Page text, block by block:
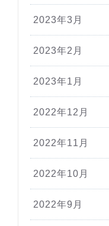
2023年3月
2023年2月
2023年1月
2022年12月
2022年11月
2022年10月
2022年9月